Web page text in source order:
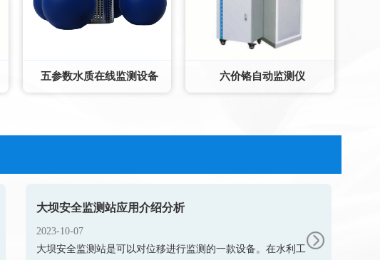
五参数水质在线监测设备 六价铬自动监测仪
大坝安全监测站应用介绍分析
2023-10-07
大坝安全监测站是可以对位移进行监测的一款设备。在水利工